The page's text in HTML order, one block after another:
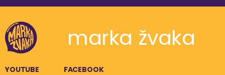
marka žvaka
YOUTUBE FACEBOOK